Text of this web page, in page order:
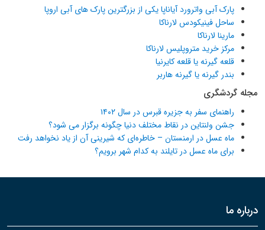
پارک آبی واترورد آیاناپا یکی از بزرگترین پارک های آبی اروپا
ساحل فینیکودس لارناکا
مارینا لارناکا
مرکز خرید متروپلیس لارناکا
قلعه گیرنه یا قلعه کایرنیا
بندر گیرنه یا گیرنه هاربر
مجله گردشگری
راهنمای سفر به جزیره قبرس در سال ۱۴۰۲
جشن ولنتاین در نقاط مختلف دنیا چگونه برگزار می شود؟
ماه عسل در ارمنستان – خاطره‌ای که شیرینی آن از یاد نخواهد رفت
برای ماه عسل در تایلند به کدام شهر برویم؟
درباره ما